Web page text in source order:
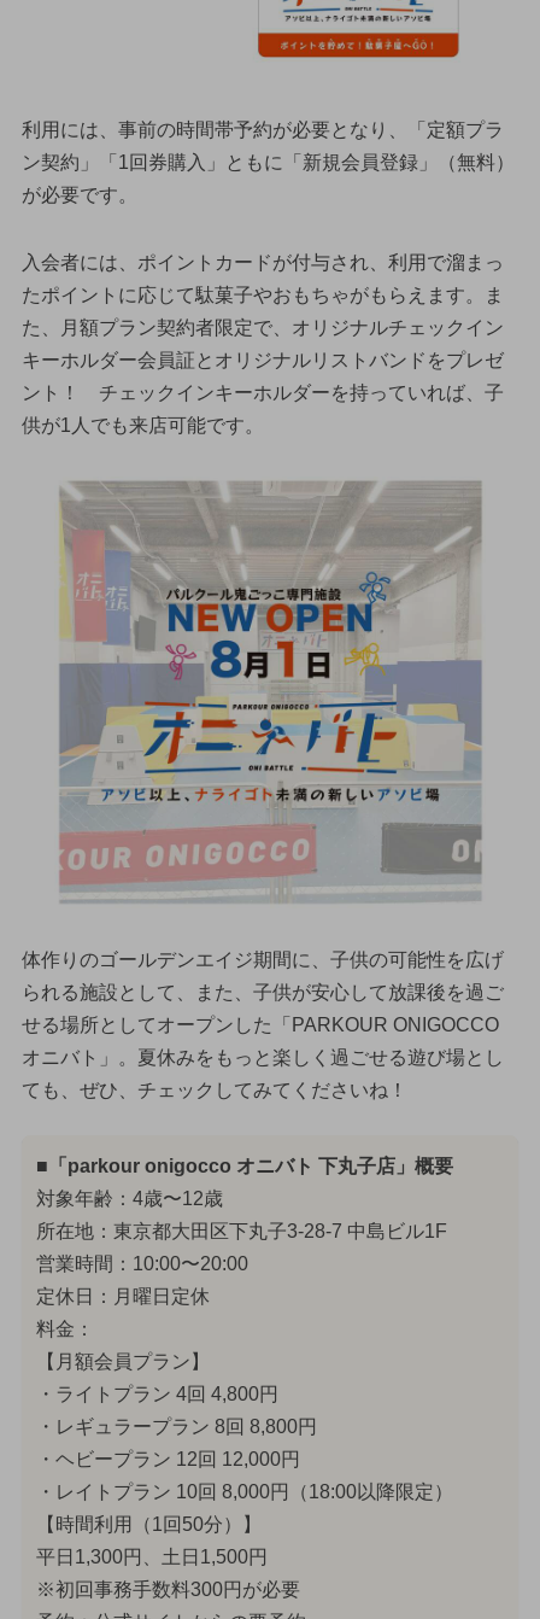
利用には、事前の時間帯予約が必要となり、「定額プラ
ン契約」「1回券購入」ともに「新規会員登録」（無料）
が必要です。
入会者には、ポイントカードが付与され、利用で溜まっ
たポイントに応じて駄菓子やおもちゃがもらえます。ま
た、月額プラン契約者限定で、オリジナルチェックイン
キーホルダー会員証とオリジナルリストバンドをプレゼ
ント！ チェックインキーホルダーを持っていれば、子
供が1人でも来店可能です。
体作りのゴールデンエイジ期間に、子供の可能性を広げ
られる施設として、また、子供が安心して放課後を過ご
せる場所としてオープンした「PARKOUR ONIGOCCO
オニバト」。夏休みをもっと楽しく過ごせる遊び場とし
ても、ぜひ、チェックしてみてくださいね！
■「parkour onigocco オニバト 下丸子店」概要
対象年齢：4歳〜12歳
所在地：東京都大田区下丸子3-28-7 中島ビル1F
営業時間：10:00〜20:00
定休日：月曜日定休
料金：
【月額会員プラン】
・ライトプラン 4回 4,800円
・レギュラープラン 8回 8,800円
・ヘビープラン 12回 12,000円
・レイトプラン 10回 8,000円（18:00以降限定）
【時間利用（1回50分）】
平日1,300円、土日1,500円
※初回事務手数料300円が必要